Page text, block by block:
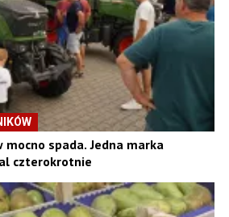
mocno spada. Jedna marka
czterokrotnie